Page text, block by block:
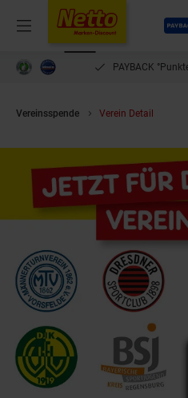
Menü
PAYBACK
Vereinsspende Verein Detail